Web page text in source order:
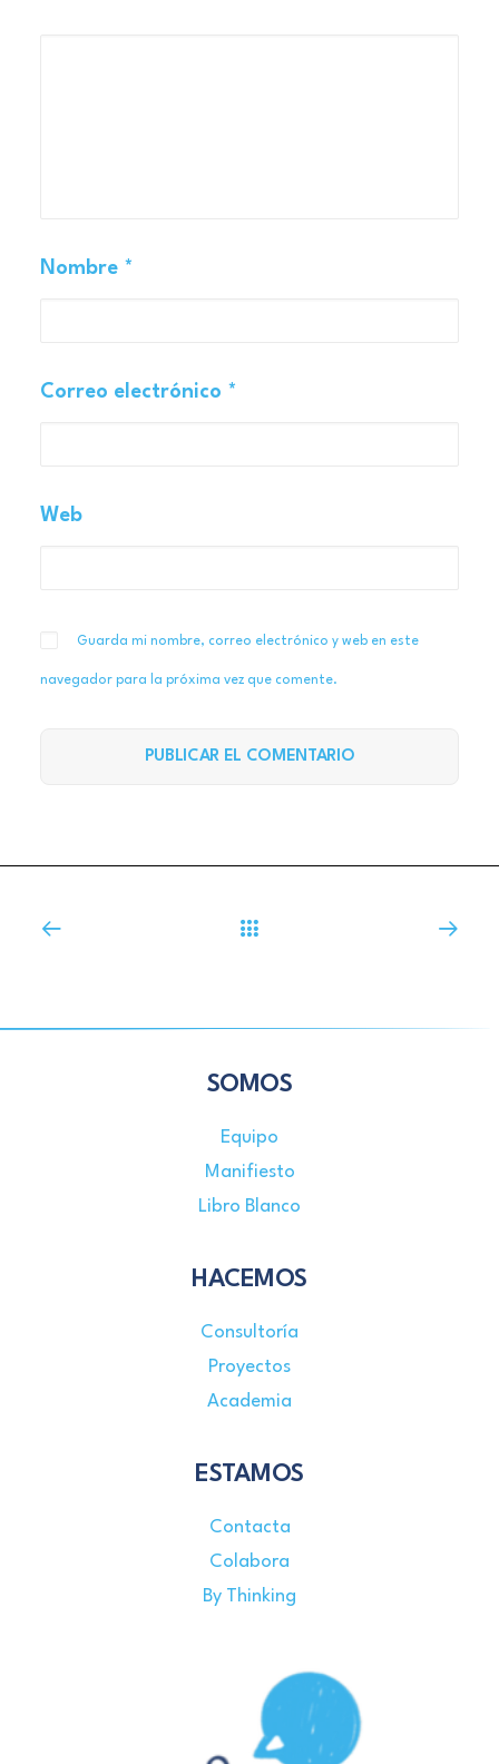
Nombre *
Correo electrónico *
Web
Guarda mi nombre, correo electrónico y web en este
navegador para la próxima vez que comente.
SOMOS
Equipo
Manifiesto
Libro Blanco
HACEMOS
Consultoría
Proyectos
Academia
ESTAMOS
Contacta
Colabora
By Thinking